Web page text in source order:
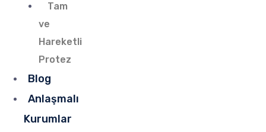
Tam
ve
Hareketli
Protez
Blog
Anlaşmalı
Kurumlar